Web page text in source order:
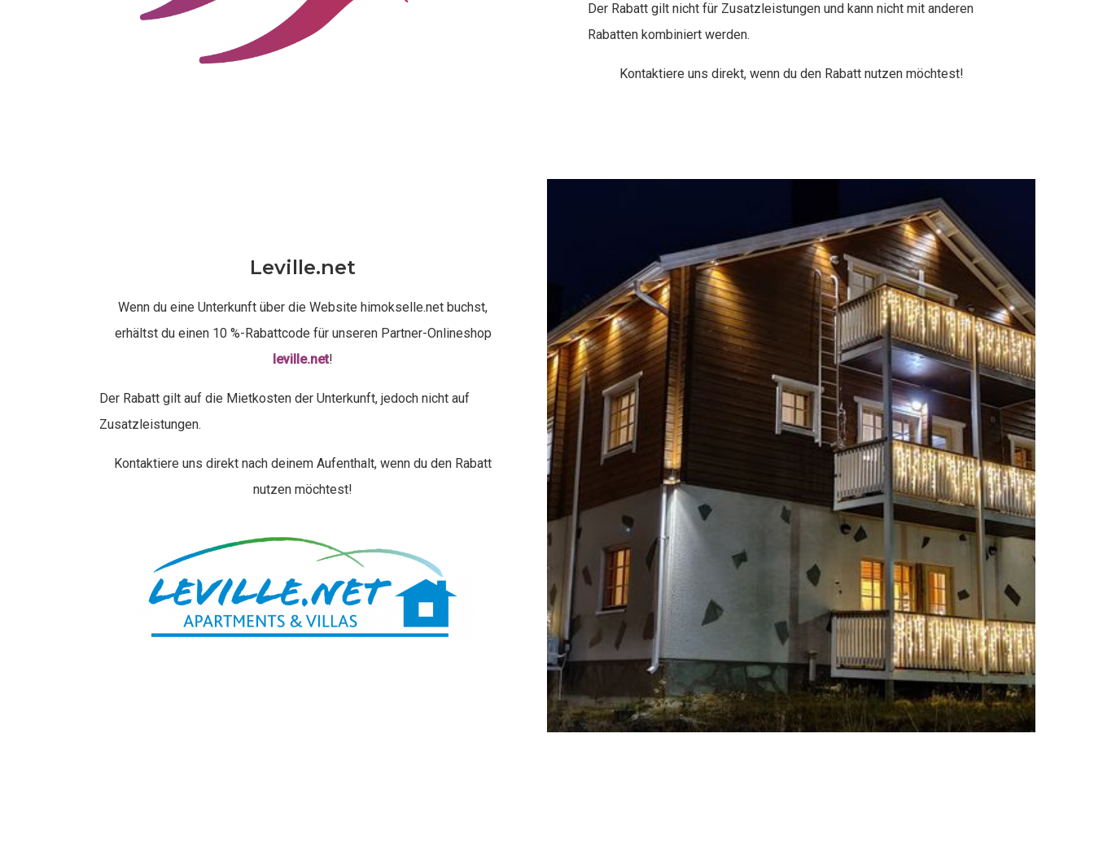
Der Rabatt gilt nicht für Zusatzleistungen und kann nicht mit anderen
Rabatten kombiniert werden.
Kontaktiere uns direkt, wenn du den Rabatt nutzen möchtest!
Leville.net
Wenn du eine Unterkunft über die Website himokselle.net buchst,
erhältst du einen 10 %-Rabattcode für unseren Partner-Onlineshop
leville.net!
Der Rabatt gilt auf die Mietkosten der Unterkunft, jedoch nicht auf
Zusatzleistungen.
Kontaktiere uns direkt nach deinem Aufenthalt, wenn du den Rabatt
nutzen möchtest!